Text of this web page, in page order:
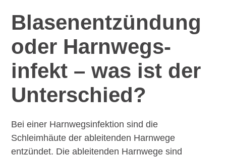
Blasenent­zündung
oder Harnwegs­
infekt – was ist der
Unterschied?
Bei einer Harnwegsinfektion sind die
Schleimhäute der ableitenden Harnwege
entzündet. Die ableitenden Harnwege sind